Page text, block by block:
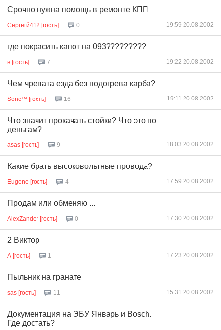
Срочно нужна помощь в ремонте КПП
Сергегй412 [гость] 0 19:59 20.08.2002
где покрасить капот на 093?????????
в [гость] 7 19:22 20.08.2002
Чем чревата езда без подогрева карба?
Sonc™ [гость] 16 19:11 20.08.2002
Что значит прокачать стойки? Что это по
деньгам?
asas [гость] 9 18:03 20.08.2002
Какие брать высоковольтные провода?
Eugene [гость] 4 17:59 20.08.2002
Продам или обменяю ...
AlexZander [гость] 0 17:30 20.08.2002
2 Виктор
А [гость] 1 17:23 20.08.2002
Пыльник на гранате
sas [гость] 11 15:31 20.08.2002
Документация на ЭБУ Январь и Bosch.
Где достать?